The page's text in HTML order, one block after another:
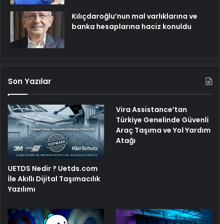
Kılıçdaroğlu’nun mal varlıklarına ve
banka hesaplarına haciz konuldu
Son Yazılar
UETDS Nedir ? Uetds.com
İle Akıllı Dijital Taşımacılık
Yazılımı
Vira Assistance’tan
Türkiye Genelinde Güvenli
Araç Taşıma ve Yol Yardım
Atağı